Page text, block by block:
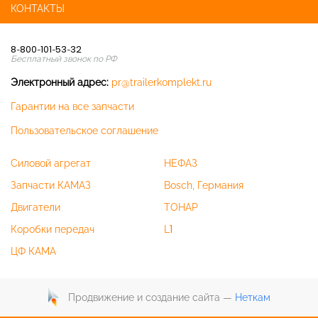
КОНТАКТЫ
8-800-101-53-32
Бесплатный звонок по РФ
Электронный адрес: pr@trailerkomplekt.ru
Гарантии на все запчасти
Пользовательское соглашение
Силовой агрегат
Запчасти КАМАЗ
Двигатели
Коробки передач
ЦФ КАМА
НЕФАЗ
Bosch, Германия
ТОНАР
L1
Продвижение и создание сайта — Неткам